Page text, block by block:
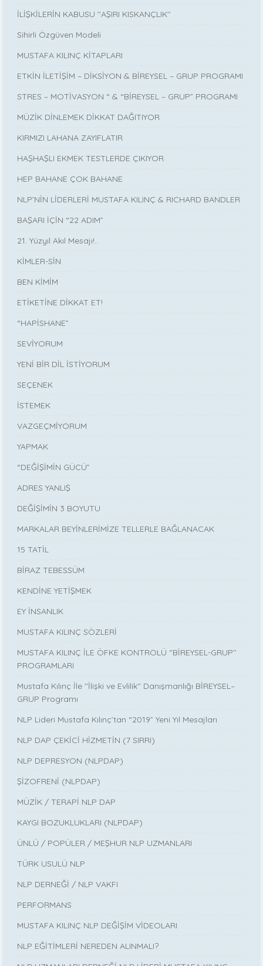
İLİŞKİLERİN KABUSU ''AŞIRI KISKANÇLIK''
Sihirli Özgüven Modeli
MUSTAFA KILINÇ KİTAPLARI
ETKİN İLETİŞİM – DİKSİYON & BİREYSEL – GRUP PROGRAMI
STRES – MOTİVASYON “ & “BİREYSEL – GRUP” PROGRAMI
MÜZİK DİNLEMEK DİKKAT DAĞITIYOR
KIRMIZI LAHANA ZAYIFLATIR
HAŞHAŞLI EKMEK TESTLERDE ÇIKIYOR
HEP BAHANE ÇOK BAHANE
NLP’NİN LİDERLERİ MUSTAFA KILINÇ & RICHARD BANDLER
BAŞARI İÇİN “22 ADIM”
21. Yüzyıl Akıl Mesajı!..
KİMLER-SİN
BEN KİMİM
ETİKETİNE DİKKAT ET!
“HAPİSHANE”
SEVİYORUM
YENİ BİR DİL İSTİYORUM
SEÇENEK
İSTEMEK
VAZGEÇMİYORUM
YAPMAK
“DEĞİŞİMİN GÜCÜ”
ADRES YANLIŞ
DEĞİŞİMİN 3 BOYUTU
MARKALAR BEYİNLERİMİZE TELLERLE BAĞLANACAK
15 TATİL
BİRAZ TEBESSÜM
KENDİNE YETİŞMEK
EY İNSANLIK
MUSTAFA KILINÇ SÖZLERİ
MUSTAFA KILINÇ İLE ÖFKE KONTROLÜ ‘’BİREYSEL-GRUP’’
PROGRAMLARI
Mustafa Kılınç İle ''İlişki ve Evlilik'' Danışmanlığı BİREYSEL–
GRUP Programı
NLP Lideri Mustafa Kılınç’tan “2019” Yeni Yıl Mesajları
NLP DAP ÇEKİCİ HİZMETİN (7 SIRRI)
NLP DEPRESYON (NLPDAP)
ŞİZOFRENİ (NLPDAP)
MÜZİK / TERAPİ NLP DAP
KAYGI BOZUKLUKLARI (NLPDAP)
ÜNLÜ / POPÜLER / MEŞHUR NLP UZMANLARI
TÜRK USULÜ NLP
NLP DERNEĞİ / NLP VAKFI
PERFORMANS
MUSTAFA KILINÇ NLP DEĞİŞİM VİDEOLARI
NLP EĞİTİMLERİ NEREDEN ALINMALI?